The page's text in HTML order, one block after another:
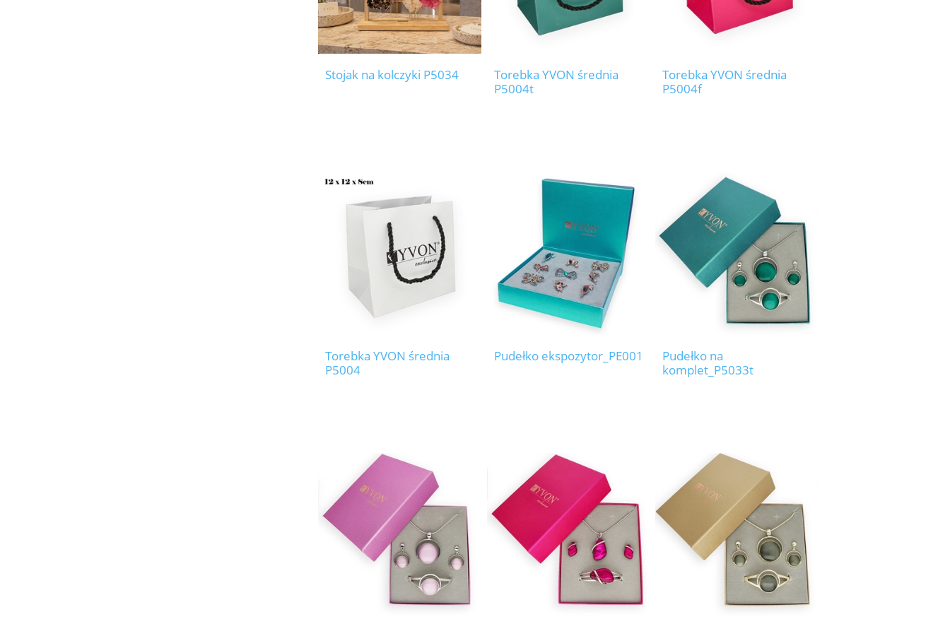
Stojak na kolczyki P5034
Torebka YVON średnia
P5004t
Torebka YVON średnia
P5004f
Torebka YVON średnia
P5004
Pudełko ekspozytor_PE001
Pudełko na
komplet_P5033t